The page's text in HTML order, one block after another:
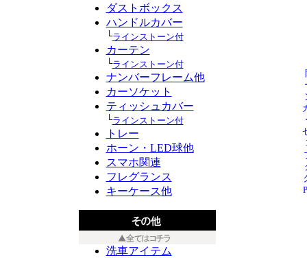
ダストボックス
ハンドルカバー
└ラインストーン付
カーテン
└ラインストーン付
ナンバーフレーム他
カーソケット
ティッシュカバー
└ラインストーン付
トレー
ホーン・LED球他
スマホ関連
フレグランス
キーケース他
洗車アイテム